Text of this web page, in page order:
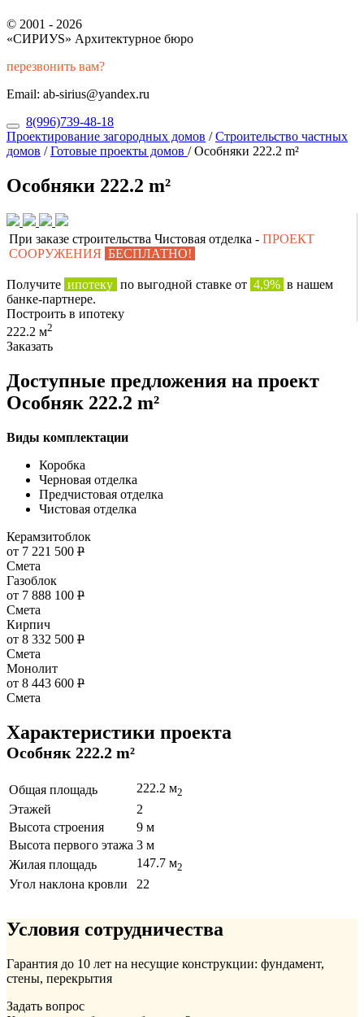
© 2001 - 2026
«СИРИУS» Архитектурное бюро
перезвонить вам?
Email: ab-sirius@yandex.ru
8(996)739-48-18
Проектирование загородных домов /Строительство частных
домов /Готовые проекты домов /Особняки 222.2 m²
Особняки 222.2 m²
При заказе строительства Чистовая отделка - ПРОЕКТ
СООРУЖЕНИЯ БЕСПЛАТНО!
Получите ипотеку по выгодной ставке от 4,9% в нашем
банке-партнере.
Построить в ипотеку
222.2 м2
Заказать
Доступные предложения на проект
Особняк 222.2 m²
Виды комплектации
Коробка
Черновая отделка
Предчистовая отделка
Чистовая отделка
Керамзитоблок
от 7 221 500 Р
Смета
Газоблок
от 7 888 100 Р
Смета
Кирпич
от 8 332 500 Р
Смета
Монолит
от 8 443 600 Р
Смета
Характеристики проекта
Особняк 222.2 m²
Общая площадь 222.2 м2
Этажей
2
Высота строения
9 м
Высота первого этажа 3 м
Жилая площадь
147.7 м2
Угол наклона кровли 22
Условия сотрудничества
Гарантия до 10 лет на несущие конструкции: фундамент,
стены, перекрытия
Задать вопрос